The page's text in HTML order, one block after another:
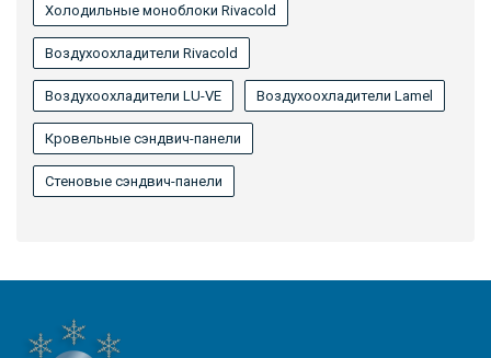
Холодильные моноблоки Rivacold
Воздухоохладители Rivacold
Воздухоохладители LU-VE Воздухоохладители Lamel
Кровельные сэндвич-панели
Стеновые сэндвич-панели